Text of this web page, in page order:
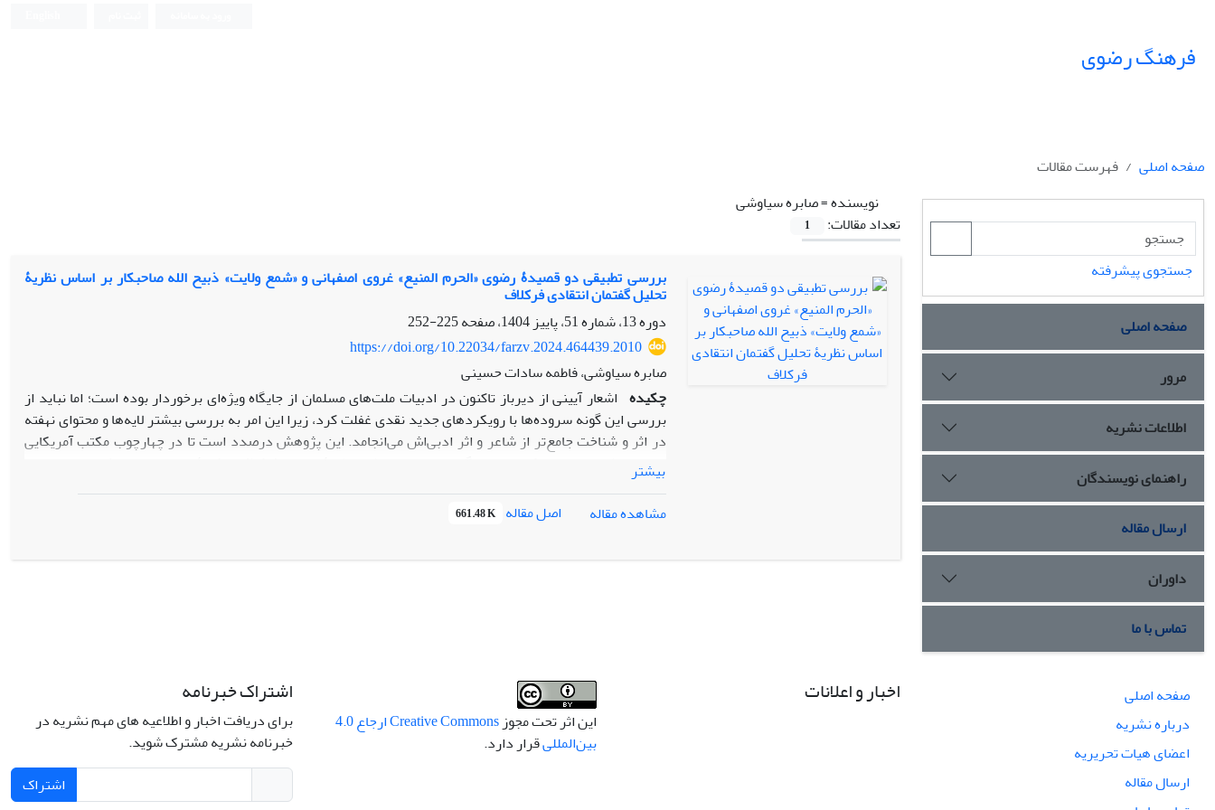
فرهنگ رضوی
صفحه اصلی
فهرست مقالات
نویسنده =صابره سیاوشی
تعداد مقالات:
1
بررسی تطبیقی دو قصیدۀ رضوی «الحرم المنیع» غروی اصفهانی و «شمع ولایت» ذبیح الله صاحبکار بر اساس نظریۀ
تحلیل گفتمان انتقادی فرکلاف
دوره 13، شماره 51، پاییز 1404، صفحه
225-252
https://doi.org/10.22034/farzv.2024.464439.2010
صابره سیاوشی، فاطمه سادات حسینی
چکیده اشعار آیینی از دیرباز تاکنون در ادبیات ملت‌های مسلمان از جایگاه ویژه‌ای برخوردار بوده­ است؛ اما نباید از
بررسی این گونه سروده‌ها با رویکردهای جدید نقدی غفلت ‌کرد، زیرا این امر به بررسی بیشتر لایه‌ها و محتوای نهفته
در اثر و شناخت جامع‌تر از شاعر و اثر ادبی‌اش می‌انجامد. این پژوهش درصدد است تا در چهارچوب مکتب آمریکایی
ادبیات تطبیقی و با رویکرد تحلیل گفتمان انتقادی طبق نظریۀ نورمن فرکلاف، چکامۀ الحرم المنیع اثر مرحوم غروی
اصفهانی و شمع ولایت اثر مرحوم صاحبکار را که با موضوع امام رضا (ع) و در نیمۀ دوم قرن چهاردهم سروده شده ‌است
واکاوی کند. برخی نتایج به دست آمده حاکی است که در شعر شمع ولایت در سطح توصیف، کنشگر اصلی، خود شاعر و
کنش ­پذیر اصلی مأمون است و در آن از طرح طبقه ­بندی دارای سلسله مراتب استفاده شده است. این در ­حالی است که
بیشتر
مشاهده مقاله
اصل مقاله 661.48 K
جستجوی پیشرفته
صفحه اصلی
مرور
اطلاعات نشریه
راهنمای نویسندگان
ارسال مقاله
داوران
تماس با ما
صفحه اصلی
درباره نشریه
اعضای هیات تحریریه
ارسال مقاله
اخبار و اعلانات
این اثر تحت مجوز
Creative Commons ارجاع 4.0
بین‌المللیقرار دارد.
اشتراک خبرنامه
برای دریافت اخبار و اطلاعیه های مهم نشریه در
خبرنامه نشریه مشترک شوید.
اشتراک